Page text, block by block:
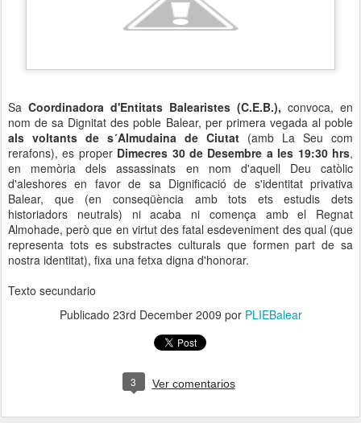
Sa Coordinadora d'Entitats Balearistes (C.E.B.), convoca, en
nom de sa Dignitat des poble Balear, per primera vegada al poble
als voltants de s´Almudaina de Ciutat (amb La Seu com
rerafons), es proper Dimecres 30 de Desembre a les 19:30 hrs,
en memòria dels assassinats en nom d'aquell Deu catòlic
d'aleshores en favor de sa Dignificació de s'identitat privativa
Balear, que (en conseqüència amb tots ets estudis dets
historiadors neutrals) ni acaba ni comença amb el Regnat
Almohade, però que en virtut des fatal esdeveniment des qual (que
representa tots es substractes culturals que formen part de sa
nostra identitat), fixa una fetxa digna d'honorar.
Texto secundario
Publicado 23rd December 2009 por PLIEBalear
3 Ver comentarios